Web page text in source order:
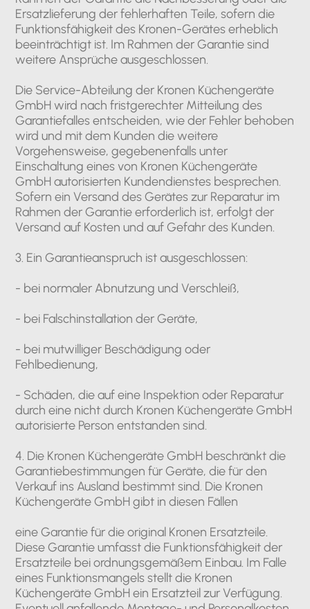
Ersatzlieferung der fehlerhaften Teile, sofern die
Funktionsfähigkeit des Kronen-Gerätes erheblich
beeinträchtigt ist. Im Rahmen der Garantie sind
weitere Ansprüche ausgeschlossen.
Die Service-Abteilung der Kronen Küchengeräte
GmbH wird nach fristgerechter Mitteilung des
Garantiefalles entscheiden, wie der Fehler behoben
wird und mit dem Kunden die weitere
Vorgehensweise, gegebenenfalls unter
Einschaltung eines von Kronen Küchengeräte
GmbH autorisierten Kundendienstes besprechen.
Sofern ein Versand des Gerätes zur Reparatur im
Rahmen der Garantie erforderlich ist, erfolgt der
Versand auf Kosten und auf Gefahr des Kunden.
3. Ein Garantieanspruch ist ausgeschlossen:
- bei normaler Abnutzung und Verschleiß,
- bei Falschinstallation der Geräte,
- bei mutwilliger Beschädigung oder
Fehlbedienung,
- Schäden, die auf eine Inspektion oder Reparatur
durch eine nicht durch Kronen Küchengeräte GmbH
autorisierte Person entstanden sind.
4. Die Kronen Küchengeräte GmbH beschränkt die
Garantiebestimmungen für Geräte, die für den
Verkauf ins Ausland bestimmt sind. Die Kronen
Küchengeräte GmbH gibt in diesen Fällen
eine Garantie für die original Kronen Ersatzteile.
Diese Garantie umfasst die Funktionsfähigkeit der
Ersatzteile bei ordnungsgemäßem Einbau. Im Falle
eines Funktionsmangels stellt die Kronen
Küchengeräte GmbH ein Ersatzteil zur Verfügung.